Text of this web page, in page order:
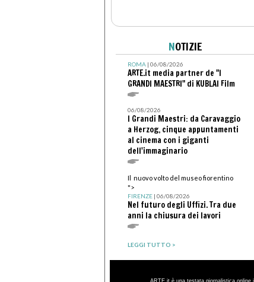
NOTIZIE
ROMA| 06/08/2026
ARTE.it media partner de "I
GRANDI MAESTRI" di KUBLAI Film
06/08/2026
I Grandi Maestri: da Caravaggio
a Herzog, cinque appuntamenti
al cinema con i giganti
dell'immaginario
Il nuovo volto del museo fiorentino
">
FIRENZE| 06/08/2026
Nel futuro degli Uffizi. Tra due
anni la chiusura dei lavori
LEGGI TUTTO >